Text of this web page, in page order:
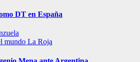
DT en España
mundo La Roja